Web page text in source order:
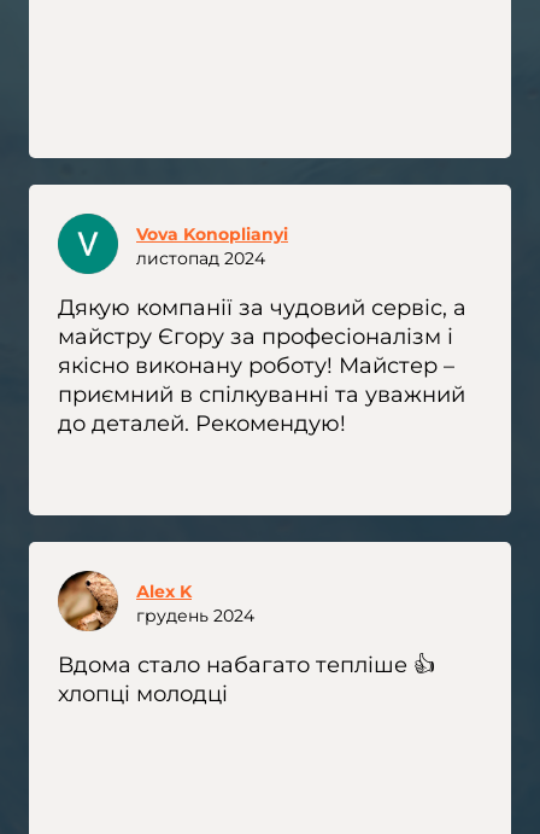
Vova Konoplianyi
листопад 2024
Дякую компанії за чудовий сервіс, а
майстру Єгору за професіоналізм і
якісно виконану роботу! Майстер –
приємний в спілкуванні та уважний
до деталей. Рекомендую!
Аlex K
грудень 2024
Вдома стало набагато тепліше 👍
хлопці молодці